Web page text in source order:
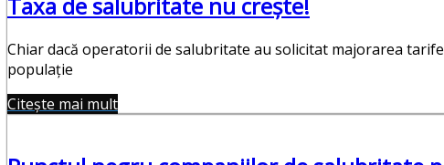
Chiar dacă operatorii de salubritate au solicitat majorarea
populație
Citește mai mult